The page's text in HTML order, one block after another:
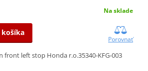
Na sklade
košíka
Porovnať
left stop Honda r.o.35340-KFG-003